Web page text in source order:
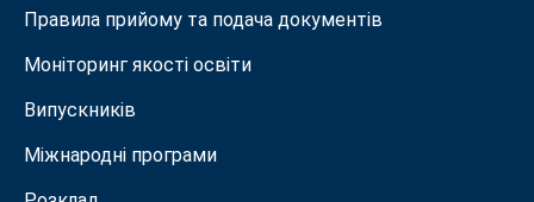
Правила прийому та подача документiв
Моніторинг якості освіти
Випускників
Міжнародні програми